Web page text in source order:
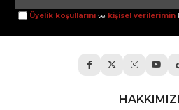
Üyelik koşullarını ve kişisel verilerimin